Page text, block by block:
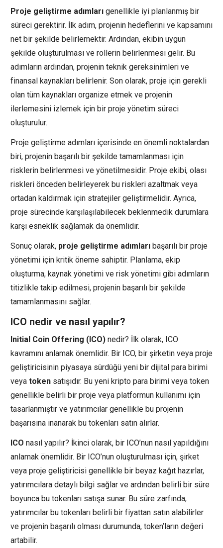
Proje geliştirme adımları genellikle iyi planlanmış bir
süreci gerektirir. İlk adım, projenin hedeflerini ve kapsamını
net bir şekilde belirlemektir. Ardından, ekibin uygun
şekilde oluşturulması ve rollerin belirlenmesi gelir. Bu
adımların ardından, projenin teknik gereksinimleri ve
finansal kaynakları belirlenir. Son olarak, proje için gerekli
olan tüm kaynakları organize etmek ve projenin
ilerlemesini izlemek için bir proje yönetim süreci
oluşturulur.
Proje geliştirme adımları içerisinde en önemli noktalardan
biri, projenin başarılı bir şekilde tamamlanması için
risklerin belirlenmesi ve yönetilmesidir. Proje ekibi, olası
riskleri önceden belirleyerek bu riskleri azaltmak veya
ortadan kaldırmak için stratejiler geliştirmelidir. Ayrıca,
proje sürecinde karşılaşılabilecek beklenmedik durumlara
karşı esneklik sağlamak da önemlidir.
Sonuç olarak, proje geliştirme adımları başarılı bir proje
yönetimi için kritik öneme sahiptir. Planlama, ekip
oluşturma, kaynak yönetimi ve risk yönetimi gibi adımların
titizlikle takip edilmesi, projenin başarılı bir şekilde
tamamlanmasını sağlar.
ICO nedir ve nasıl yapılır?
Initial Coin Offering (ICO) nedir? İlk olarak, ICO
kavramını anlamak önemlidir. Bir ICO, bir şirketin veya proje
geliştiricisinin piyasaya sürdüğü yeni bir dijital para birimi
veya token satışıdır. Bu yeni kripto para birimi veya token
genellikle belirli bir proje veya platformun kullanımı için
tasarlanmıştır ve yatırımcılar genellikle bu projenin
başarısına inanarak bu tokenları satın alırlar.
ICO nasıl yapılır? İkinci olarak, bir ICO’nun nasıl yapıldığını
anlamak önemlidir. Bir ICO’nun oluşturulması için, şirket
veya proje geliştiricisi genellikle bir beyaz kağıt hazırlar,
yatırımcılara detaylı bilgi sağlar ve ardından belirli bir süre
boyunca bu tokenları satışa sunar. Bu süre zarfında,
yatırımcılar bu tokenları belirli bir fiyattan satın alabilirler
ve projenin başarılı olması durumunda, token’ların değeri
artabilir.